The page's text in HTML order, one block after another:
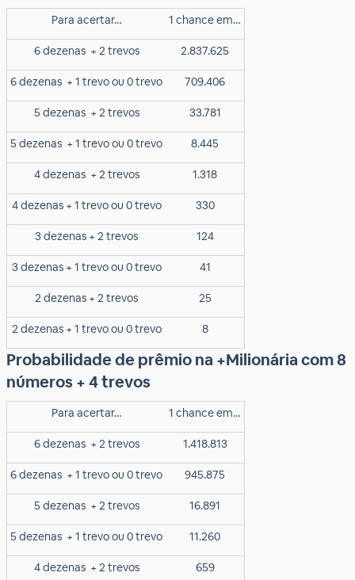
Para acertar… 1 chance em…
6 dezenas + 2 trevos 2.837.625
6 dezenas + 1 trevo ou 0 trevo 709.406
5 dezenas + 2 trevos 33.781
5 dezenas + 1 trevo ou 0 trevo 8.445
4 dezenas + 2 trevos 1.318
4 dezenas + 1 trevo ou 0 trevo 330
3 dezenas + 2 trevos 124
3 dezenas + 1 trevo ou 0 trevo 41
2 dezenas + 2 trevos 25
2 dezenas + 1 trevo ou 0 trevo 8
Probabilidade de prêmio na +Milionária com 8
números + 4 trevos
Para acertar… 1 chance em…
6 dezenas + 2 trevos 1.418.813
6 dezenas + 1 trevo ou 0 trevo 945.875
5 dezenas + 2 trevos 16.891
5 dezenas + 1 trevo ou 0 trevo 11.260
4 dezenas + 2 trevos 659